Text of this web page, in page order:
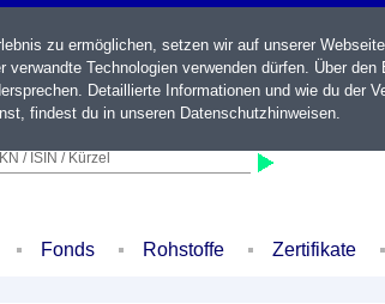
/ ISIN / Kürzel
Fonds Rohstoffe Zertifikate
zu ermöglichen, setzen wir auf unserer
Technologien verwenden dürfen. Über
Detaillierte Informationen und wie du der
findest du in unseren Datenschutzhinweisen.